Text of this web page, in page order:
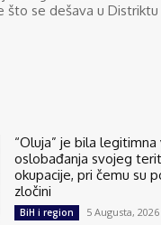
što se dešava u
“Oluja” je bila
oslobađanja svojeg
okupacije, pri čemu su
zločini
BiH i region 5 Augusta, 2026